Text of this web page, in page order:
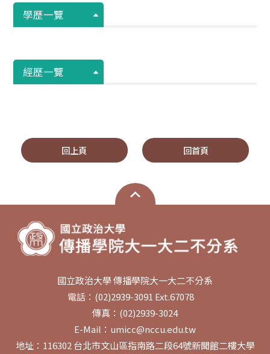
學歷一覽
經歷一覽
回上頁 回首頁
國立政治大學 傳播學院大一大二不分系
電話：(02)2939-3091 Ext.67078
傳真：(02)2939-3024
E-Mail：umicc@nccu.edu.tw
地址：116302 台北市文山區指南路二段64號新聞館二樓大學